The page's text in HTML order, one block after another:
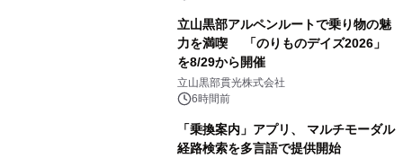
立山黒部アルペンルートで乗り物の魅
力を満喫 「のりものデイズ2026」
を8/29から開催
立山黒部貫光株式会社
6時間前
「乗換案内」アプリ、 マルチモーダル
経路検索を多言語で提供開始